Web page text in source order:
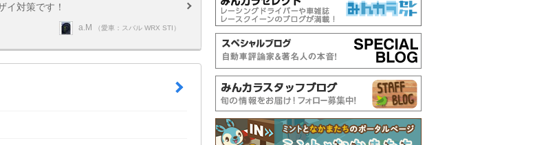
イ対策です！
a.M （愛車：スバル WRX STI）